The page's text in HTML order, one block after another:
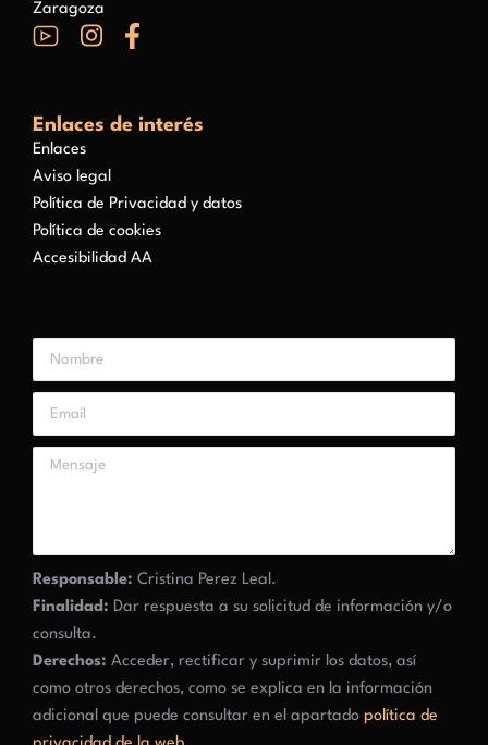
Zaragoza
Enlaces de interés
Enlaces
Aviso legal
Política de Privacidad y datos
Política de cookies
Accesibilidad AA
Responsable: Cristina Perez Leal.
Finalidad: Dar respuesta a su solicitud de información y/o
consulta.
Derechos: Acceder, rectificar y suprimir los datos, así
como otros derechos, como se explica en la información
adicional que puede consultar en el apartado política de